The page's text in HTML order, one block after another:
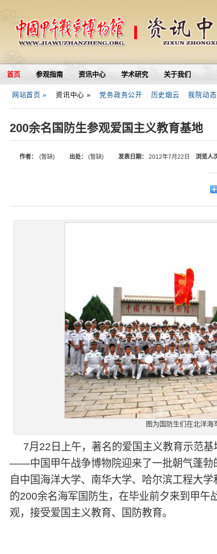
首页 参观指南 资讯中心 学术研究 关于我们
网站首页 » 资讯中心 » 党务政务公开 历史烟云 我院动态
200余名国防生参观爱国主义教育基地
作者： (暂缺) 出处： (暂缺) 发表日期： 2012年7月22日 浏览人
图为国防生们在北洋海
7月22日上午，著名的爱国主义教育示范
——中国甲午战争博物院迎来了一批朝气蓬勃
自中国海洋大学、南华大学、哈尔滨工程大
的200余名海军国防生，在毕业前夕来到甲午
观，接受爱国主义教育、国防教育。